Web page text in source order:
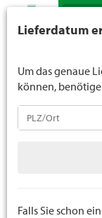
Suche
Werkstatt /
Ketten und
Lieferdatum
Um das genaue
können,
Falls Sie schon
unter 16 Jahren.
Sie uns